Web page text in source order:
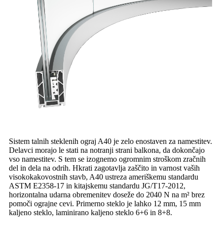
Sistem talnih steklenih ograj A40 je zelo enostaven za namestitev.
Delavci morajo le stati na notranji strani balkona, da dokončajo
vso namestitev. S tem se izognemo ogromnim stroškom zračnih
del in dela na odrih. Hkrati zagotavlja zaščito in varnost vaših
visokokakovostnih stavb, A40 ustreza ameriškemu standardu
ASTM E2358-17 in kitajskemu standardu JG/T17-2012,
horizontalna udarna obremenitev doseže do 2040 N na m² brez
pomoči ograjne cevi. Primerno steklo je lahko 12 mm, 15 mm
kaljeno steklo, laminirano kaljeno steklo 6+6 in 8+8.